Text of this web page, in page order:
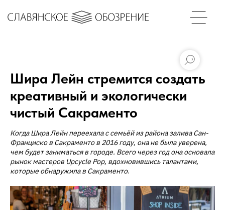
Шира Лейн стремится создать
креативный и экологически
чистый Сакраменто
Когда Шира Лейн переехала с семьёй из района залива Сан-
Франциско в Сакраменто в 2016 году, она не была уверена,
чем будет заниматься в городе. Всего через год она основала
рынок мастеров Upcycle Pop, вдохновившись талантами,
которые обнаружила в Сакраменто.